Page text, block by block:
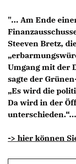
CDU
"... Am Ende
Steeven Bretz,
Umgang mit der
sagte der
Es wird die
Da wird in der
-> hier können